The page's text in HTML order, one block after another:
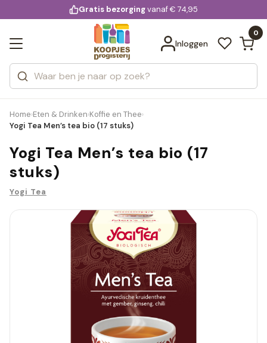
voor 20:00 uur besteld
Gratis bezorgingvanaf € 74,95
Inloggen
0
Zoeken
Categorieën
Merken
Bekijk alle resultaten
Home›Eten & Drinken›Koffie en Thee›
Yogi Tea Men’s tea bio (17 stuks)
Yogi Tea Men’s tea bio (17
stuks)
Yogi Tea